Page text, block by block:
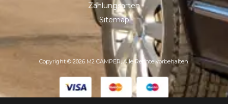
Zahlungsarten
Sitemap
Copyright © 2026 M2 CAMPER, Alle Rechte vorbehalten.